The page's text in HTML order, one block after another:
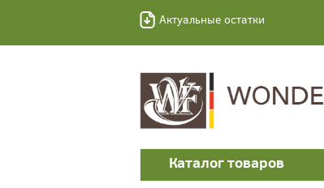
Актуальные остатки
Каталог товаров